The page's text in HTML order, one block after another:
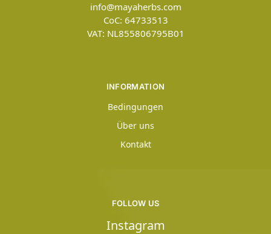
info@mayaherbs.com
CoC: 64733513
VAT: NL855806795B01
INFORMATION
Bedingungen
Über uns
Kontakt
FOLLOW US
Instagram